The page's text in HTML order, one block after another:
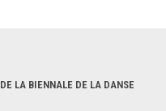
LA BIENNALE DE LA DANSE